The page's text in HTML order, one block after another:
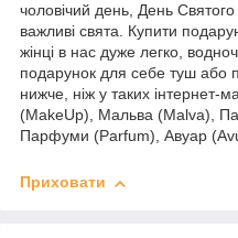
чоловічий день, День
важливі свята. Купити
жінці в нас дуже легко,
подарунок для себе туш або
нижче, ніж у таких інтернет-
(MakeUp), Мальва (Malva),
Парфуми (Parfum), Авуар
Приховати